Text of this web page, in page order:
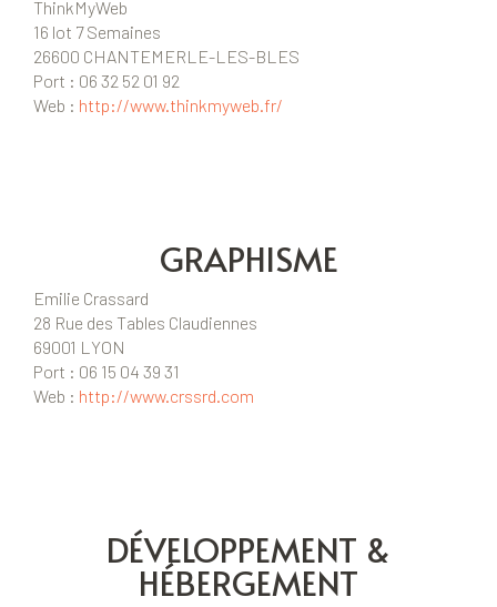
ThinkMyWeb
16 lot 7 Semaines
26600 CHANTEMERLE-LES-BLES
Port : 06 32 52 01 92
Web : http://www.thinkmyweb.fr/
GRAPHISME
Emilie Crassard
28 Rue des Tables Claudiennes
69001 LYON
Port : 06 15 04 39 31
Web : http://www.crssrd.com
DÉVELOPPEMENT &
HÉBERGEMENT